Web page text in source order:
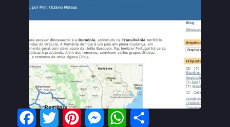
FacebookTwitter PinterestMessengerWhatsApp